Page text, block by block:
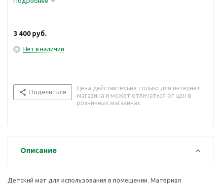
3 400 руб.
Нет в наличии
Поделиться
Цена действительна только для интернет-
магазина и может отличаться от цен в
розничных магазинах
Описание
Детский мат для использования в помещении. Материал